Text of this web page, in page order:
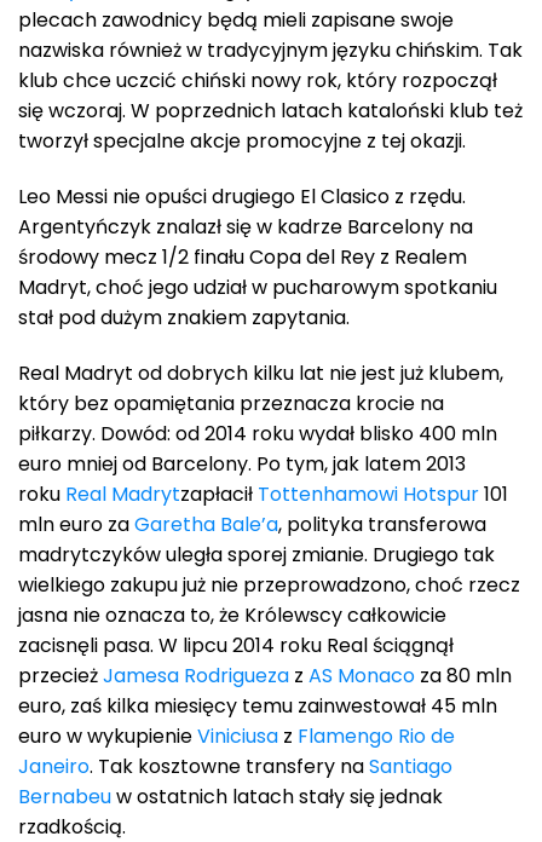
plecach zawodnicy będą mieli zapisane swoje
nazwiska również w tradycyjnym języku chińskim. Tak
klub chce uczcić chiński nowy rok, który rozpoczął
się wczoraj. W poprzednich latach kataloński klub też
tworzył specjalne akcje promocyjne z tej okazji.
Leo Messi nie opuści drugiego El Clasico z rzędu.
Argentyńczyk znalazł się w kadrze Barcelony na
środowy mecz 1/2 finału Copa del Rey z Realem
Madryt, choć jego udział w pucharowym spotkaniu
stał pod dużym znakiem zapytania.
Real Madryt od dobrych kilku lat nie jest już klubem,
który bez opamiętania przeznacza krocie na
piłkarzy. Dowód: od 2014 roku wydał blisko 400 mln
euro mniej od Barcelony. Po tym, jak latem 2013
roku Real Madrytzapłacił Tottenhamowi Hotspur101
mln euro zaGaretha Bale’a, polityka transferowa
madrytczyków uległa sporej zmianie. Drugiego tak
wielkiego zakupu już nie przeprowadzono, choć rzecz
jasna nie oznacza to, że Królewscy całkowicie
zacisnęli pasa. W lipcu 2014 roku Real ściągnął
przecieżJamesa Rodrigueza z AS Monaco za 80 mln
euro, zaś kilka miesięcy temu zainwestował 45 mln
euro w wykupienieViniciusa z Flamengo Rio de
Janeiro. Tak kosztowne transfery naSantiago
Bernabeuw ostatnich latach stały się jednak
rzadkością.